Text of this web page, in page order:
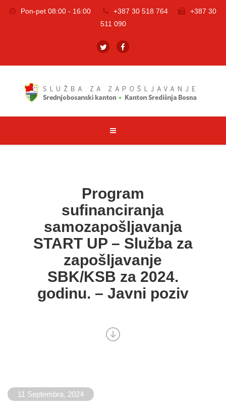
Pon-pet 08:00 - 16:00 +387 30 518 764
+387 30
511 090
Program
sufinanciranja
samozapošljavanja
START UP – Služba za
zapošljavanje
SBK/KSB za 2024.
godinu. – Javni poziv
11 Septembra, 2024